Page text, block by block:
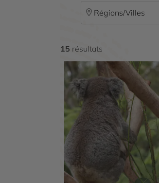
Régions/Villes
15 résultats